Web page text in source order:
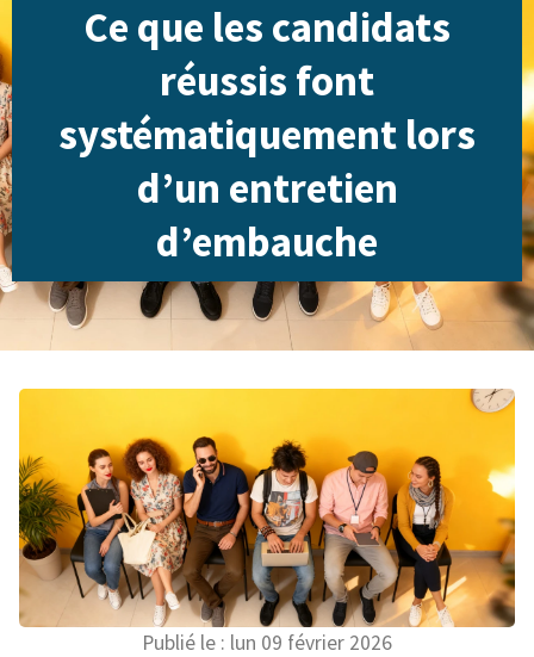
Ce que les candidats
réussis font
systématiquement lors
d’un entretien
d’embauche
Publié le : lun 09 février 2026